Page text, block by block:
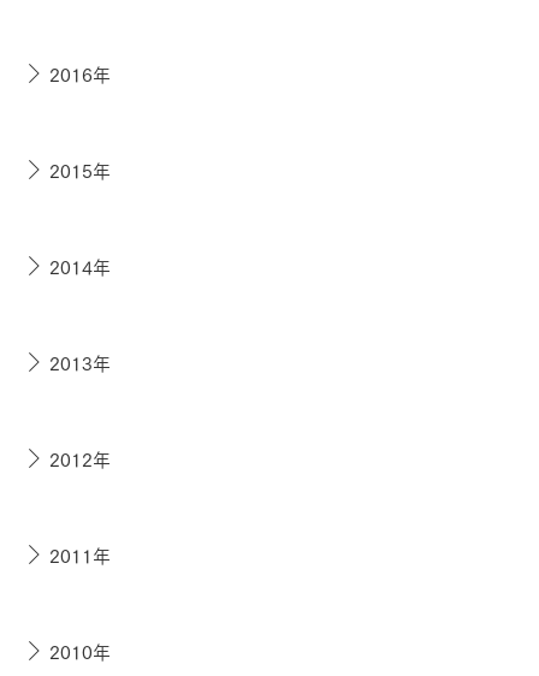
2016年
2015年
2014年
2013年
2012年
2011年
2010年